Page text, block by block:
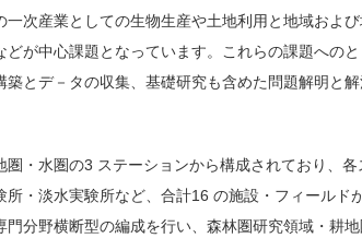
一次産業としての生物生産や土地利用と地域およ
どが中心課題となっています。これらの課題への
築とデ－タの収集、基礎研究も含めた問題解明と
圏・水圏の3 ステーションから構成されており、
所・淡水実験所など、合計16 の施設・フィール
門分野横断型の編成を行い、森林圏研究領域・耕